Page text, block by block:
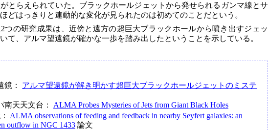
とらえられていた。ブラックホールジェットから発せられるガンマ線とサ
どはっきりと連動的な変化が見られたのは初めてのことだという。
つの研究成果は、近傍と遠方の超巨大ブラックホールから噴き出すジェッ
て、アルマ望遠鏡が確かな一歩を踏み出したということを示している。
鏡： アルマ望遠鏡が解き明かす超巨大ブラックホールジェットのミステ
南天天文台： ALMA Probes Mysteries of Jets from Giant Black Holes
ALMA observations of feeding and feedback in nearby Seyfert galaxies: an
outflow in NGC 1433 論文